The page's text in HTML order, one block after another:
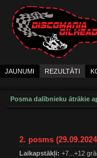
JAUNUMI REZULTĀTI
Posma dalībnieku ātrākie
2. posms
Laikapstākļi: +7...+12